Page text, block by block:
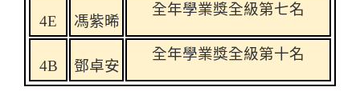
4E 馮紫晞
全年學業獎全級第七名
4B 鄧卓安
全年學業獎全級第十名